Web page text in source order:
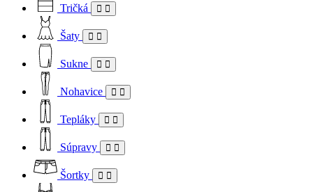
Tričká
Šaty
Sukne
Nohavice
Tepláky
Súpravy
Šortky